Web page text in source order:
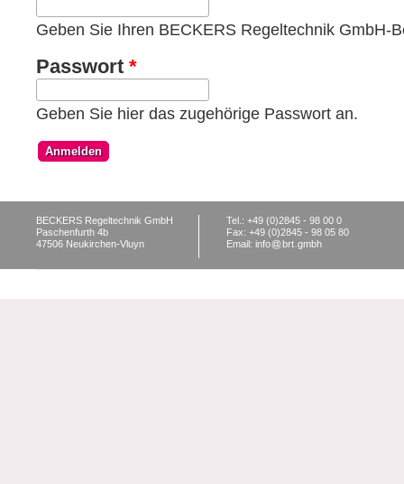
Geben Sie Ihren BECKERS Regeltechnik GmbH-
Passwort *
Geben Sie hier das zugehörige Passwort an.
BECKERS Regeltechnik GmbH
Paschenfurth 4b
47506 Neukirchen-Vluyn
Tel.: +49 (0)2845 - 98 00 0
Fax: +49 (0)2845 - 98 05 80
Email: info
brt gmbh